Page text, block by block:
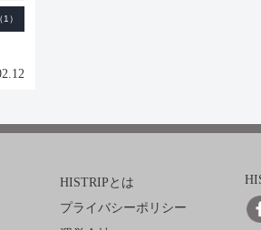
HISTRIPとは
プライバシーポリシー